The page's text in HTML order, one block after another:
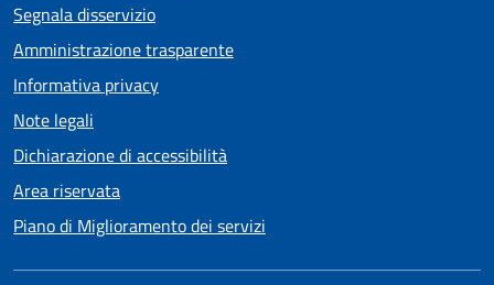
Segnala disservizio
Amministrazione trasparente
Informativa privacy
Note legali
Dichiarazione di accessibilità
Area riservata
Piano di Miglioramento dei servizi